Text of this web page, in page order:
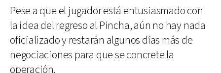
Pese a que el jugador está entusiasmado con
la idea del regreso al Pincha, aún no hay nada
oficializado y restarán algunos días más de
negociaciones para que se concrete la
operación.